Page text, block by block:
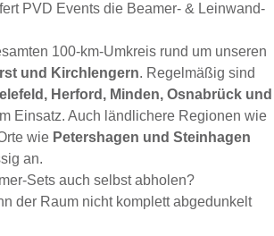
PVD Events die Beamer- & Leinwand-
100-km-Umkreis rund um unseren
und Kirchlengern. Regelmäßig sind
Herford, Minden, Osnabrück und
Einsatz. Auch ländlichere Regionen wie
wie Petershagen und Steinhagen
an.
Sets auch selbst abholen?
der Raum nicht komplett abgedunkelt